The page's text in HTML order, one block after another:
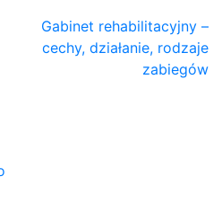
Gabinet rehabilitacyjny –
cechy, działanie, rodzaje
zabiegów